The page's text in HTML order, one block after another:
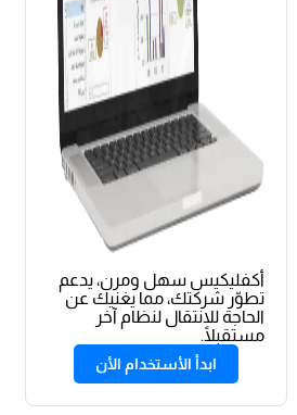
أكفليكيس سهل ومرن، يدعم
تطوّر شركتك، مما يغنيك عن
الحاجة للانتقال لنظام آخر
مستقبلًا.
ابدأ الأستخدام الأن